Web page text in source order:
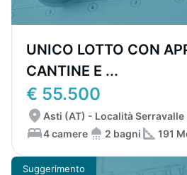
UNICO LOTTO CON
CANTINE E ...
€ 55.500
Asti (AT) - Località Serravalle
4 camere
2 bagni 191
Suggerimento